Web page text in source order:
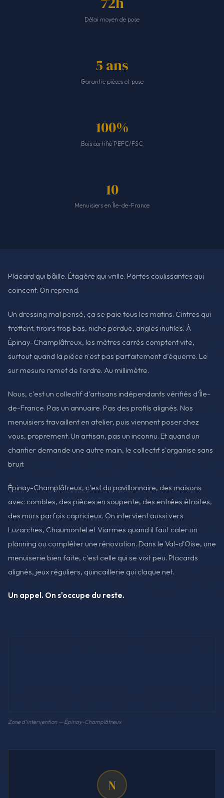
Délai moyen de pose
5 ans
Garantie pièces et pose
100%
Bois certifié PEFC/FSC
10
Menuisiers en Île-de-France
Placard qui bâille. Étagère qui vrille. Portes coulissantes qui
coincent. On reprend.
Un dressing mal pensé, ça se paie tous les matins. Cintres qui
frottent, tiroirs trop bas, niche perdue, angles inutiles. À
Épinay-Champlâtreux, les mètres carrés comptent vite,
surtout quand la pièce n'est pas parfaitement d'équerre. Le
sur mesure remet de l'ordre. Au millimètre.
Nous, c'est un collectif d'artisans indépendants vérifiés d'Île-
de-France. Pas un annuaire. Pas des profils alignés. Nos
menuisiers travaillent en atelier, puis viennent poser chez
vous, proprement. Un artisan, pas un inconnu. Et quand un
chantier demande une autre main, le collectif s'organise sans
bruit.
Épinay-Champlâtreux, c'est du pavillonnaire, des maisons
avec combles, des pièces en soupente, des entrées étroites,
des murs parfois capricieux. On intervient aussi vers
Luzarches, Chaumontel et Viarmes quand il faut caler un
planning ou compléter une rénovation. Dans le Val-d'Oise, une
menuiserie bien faite, c'est celle qui se voit peu. Placards
alignés, jeux réguliers, quincaillerie qui claque net.
Un appel. On s'occupe du reste.
Zone d'intervention — Épinay-Champlâtreux
N